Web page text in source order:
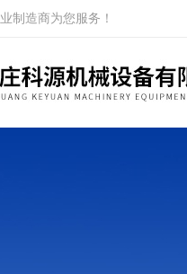
制造商为您服务！